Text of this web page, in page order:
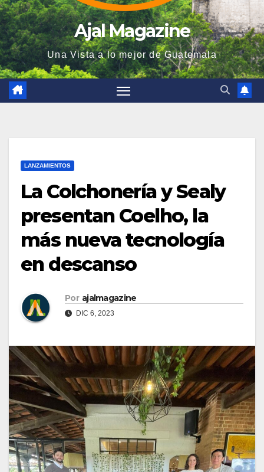
Ajal Magazine
Una Vista a lo mejor de Guatemala
LANZAMIENTOS
La Colchonería y Sealy
presentan Coelho, la
más nueva tecnología
en descanso
Por ajalmagazine
DIC 6, 2023